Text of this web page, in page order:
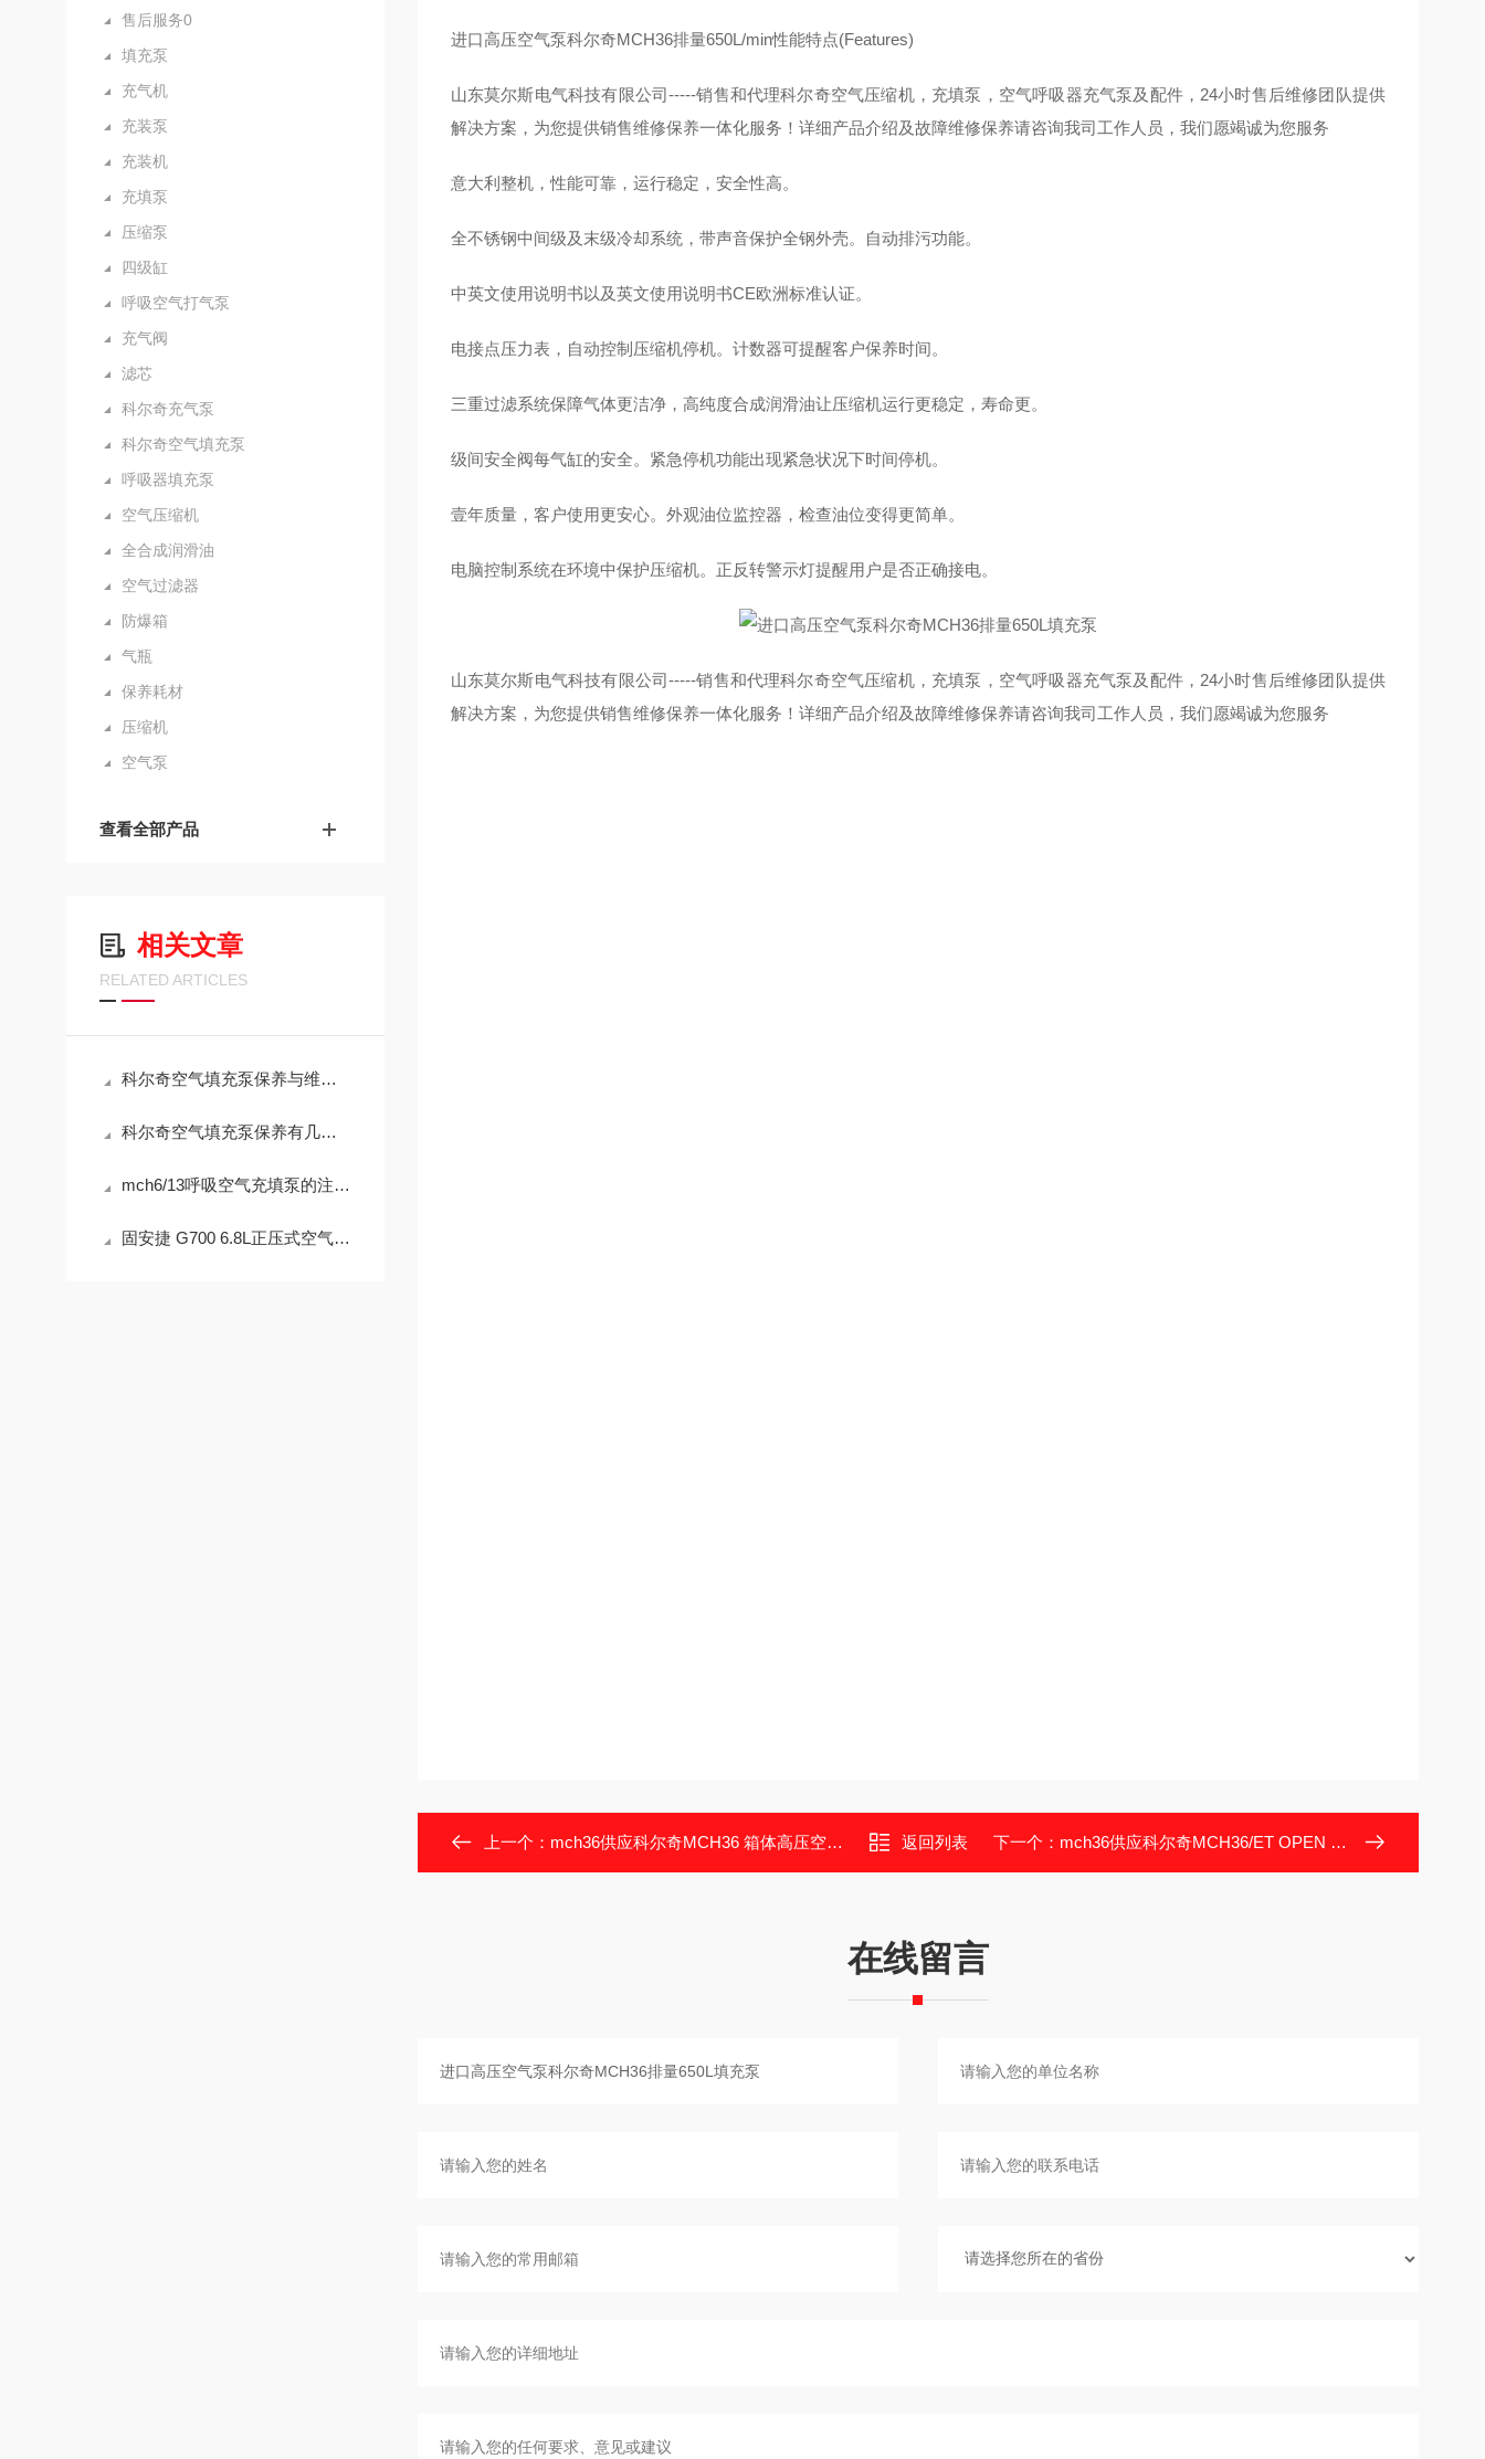
售后服务0
填充泵
充气机
充装泵
充装机
充填泵
压缩泵
四级缸
呼吸空气打气泵
充气阀
滤芯
科尔奇充气泵
科尔奇空气填充泵
呼吸器填充泵
空气压缩机
全合成润滑油
空气过滤器
防爆箱
气瓶
保养耗材
压缩机
空气泵
查看全部产品
相关文章
RELATED ARTICLES
科尔奇空气填充泵保养与维护方式
科尔奇空气填充泵保养有几方面注意要强调一下
mch6/13呼吸空气充填泵的注意细则
固安捷 G700 6.8L正压式空气呼吸器固安捷维保标准
进口高压空气泵科尔奇MCH36排量650L/min性能特点(Features)
山东莫尔斯电气科技有限公司-----销售和代理科尔奇空气压缩机，充填泵，空气呼吸器充气泵及配件，24小时售后维修团队提供
解决方案，为您提供销售维修保养一体化服务！详细产品介绍及故障维修保养请咨询我司工作人员，我们愿竭诚为您服务
意大利整机，性能可靠，运行稳定，安全性高。
全不锈钢中间级及末级冷却系统，带声音保护全钢外壳。自动排污功能。
中英文使用说明书以及英文使用说明书CE欧洲标准认证。
电接点压力表，自动控制压缩机停机。计数器可提醒客户保养时间。
三重过滤系统保障气体更洁净，高纯度合成润滑油让压缩机运行更稳定，寿命更。
级间安全阀每气缸的安全。紧急停机功能出现紧急状况下时间停机。
壹年质量，客户使用更安心。外观油位监控器，检查油位变得更简单。
电脑控制系统在环境中保护压缩机。正反转警示灯提醒用户是否正确接电。
山东莫尔斯电气科技有限公司-----销售和代理科尔奇空气压缩机，充填泵，空气呼吸器充气泵及配件，24小时售后维修团队提供
解决方案，为您提供销售维修保养一体化服务！详细产品介绍及故障维修保养请咨询我司工作人员，我们愿竭诚为您服务
上一个： mch36供应科尔奇MCH36 箱体高压空气压缩机充气泵 返回列表 下一个： mch36供应科尔奇MCH36/ET OPEN 呼吸空气压缩机
在线留言